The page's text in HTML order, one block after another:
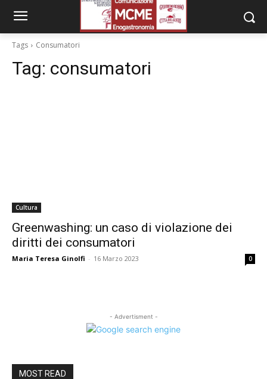
Tags Consumatori
Tag: consumatori
Cultura
Greenwashing: un caso di violazione dei
diritti dei consumatori
Maria Teresa Ginolfi - 16 Marzo 2023 0
- Advertisment -
MOST READ